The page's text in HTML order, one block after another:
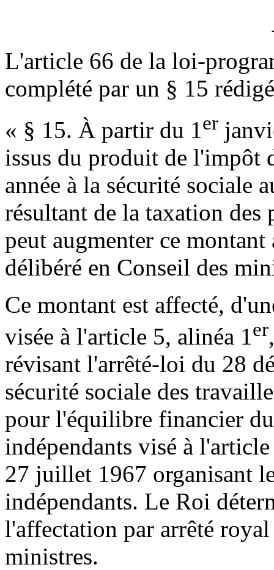
L'article 66 de la loi-
complété par un § 15
« § 15. À partir du 1er
issus du produit de l'impôt
année à la sécurité sociale
résultant de la taxation
peut augmenter ce
délibéré en Conseil des
Ce montant est affecté,
visée à l'article 5, alinéa 1er
révisant l'arrêté-loi du 28
sécurité sociale des
pour l'équilibre financier
indépendants visé à
27 juillet 1967 organisant
indépendants. Le Roi
l'affectation par arrêté
ministres.